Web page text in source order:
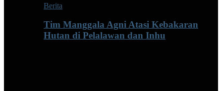
Berita
Tim Manggala Agni Atasi Kebakaran
Hutan di Pelalawan dan Inhu